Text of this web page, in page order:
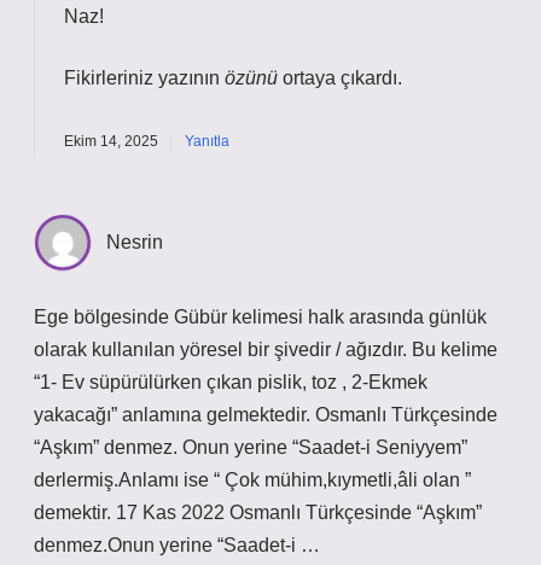
Naz!
Fikirleriniz yazının özünü ortaya çıkardı.
Ekim 14, 2025 Yanıtla
Nesrin
Ege bölgesinde Gübür kelimesi halk arasında günlük
olarak kullanılan yöresel bir şivedir / ağızdır. Bu kelime
“1- Ev süpürülürken çıkan pislik, toz , 2-Ekmek
yakacağı” anlamına gelmektedir. Osmanlı Türkçesinde
“Aşkım” denmez. Onun yerine “Saadet-i Seniyyem”
derlermiş.Anlamı ise “ Çok mühim,kıymetli,âli olan ”
demektir. 17 Kas 2022 Osmanlı Türkçesinde “Aşkım”
denmez.Onun yerine “Saadet-i …